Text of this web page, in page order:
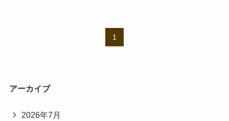
1
アーカイブ
2026年7月